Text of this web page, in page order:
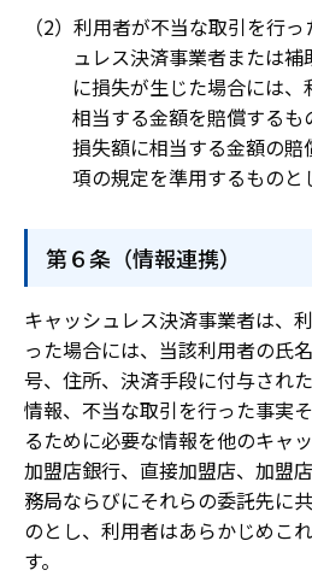
利用者が不当な取引を行
ュレス決済事業者または
に損失が生じた場合には
相当する金額を賠償するも
損失額に相当する金額の賠
項の規定を準用するものと
第６条（情報連携）
キャッシュレス決済事業者は、
った場合には、当該利用者の氏
号、住所、決済手段に付与され
情報、不当な取引を行った事実
るために必要な情報を他のキャ
加盟店銀行、直接加盟店、加盟
務局ならびにそれらの委託先に
のとし、利用者はあらかじめこ
す。